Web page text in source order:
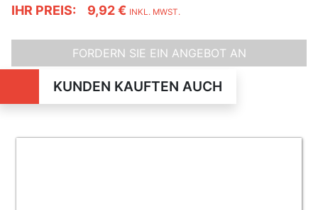
IHR PREIS: 9,92 € INKL. MWST.
FORDERN SIE EIN ANGEBOT AN
KUNDEN KAUFTEN AUCH